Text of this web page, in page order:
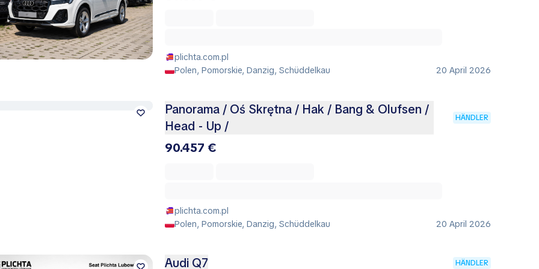
plichta.com.pl
Polen, Pomorskie, Danzig, Schüddelkau
20 April 2026
Panorama / Oś Skrętna / Hak / Bang & Olufsen /
Head - Up /
HÄNDLER
90.457 €
plichta.com.pl
Polen, Pomorskie, Danzig, Schüddelkau
20 April 2026
Audi Q7 HÄNDLER